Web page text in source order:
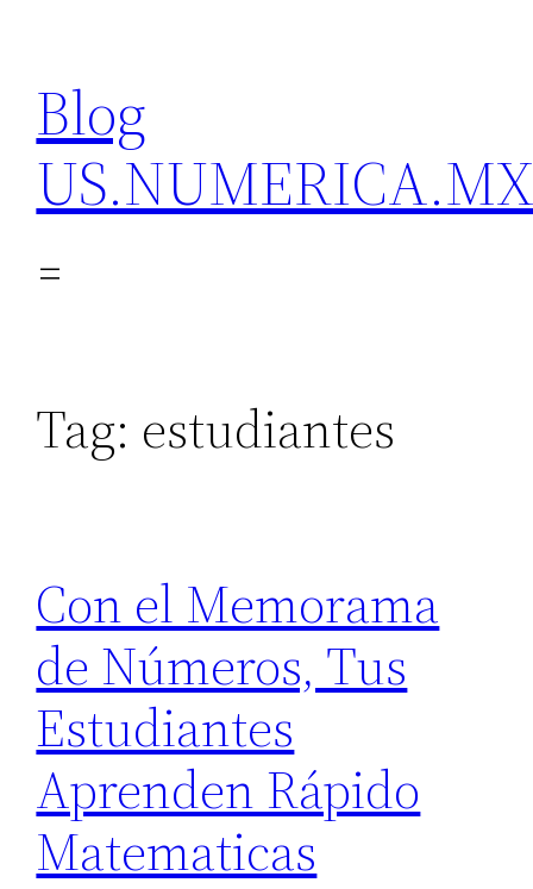
content
Blog
Tag: estudiantes
Con el Memorama
de Números, Tus
Estudiantes
Aprenden Rápido
Matematicas